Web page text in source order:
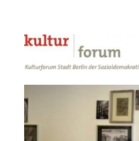
Kulturforum